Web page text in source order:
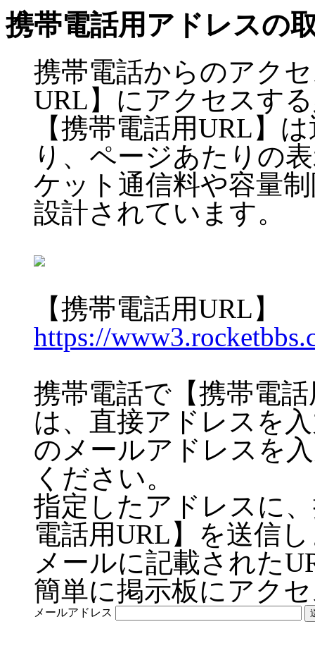
携帯電話用アドレスの
携帯電話からのアク
URL】にアクセスす
【携帯電話用URL】
り、ページあたりの
ケット通信料や容量
設計されています。
【携帯電話用URL】
https://
携帯電話で【携帯電
は、直接アドレスを
のメールアドレスを
ください。
指定したアドレスに
電話用URL】を送信
メールに記載された
簡単に掲示板にアク
メールアドレス